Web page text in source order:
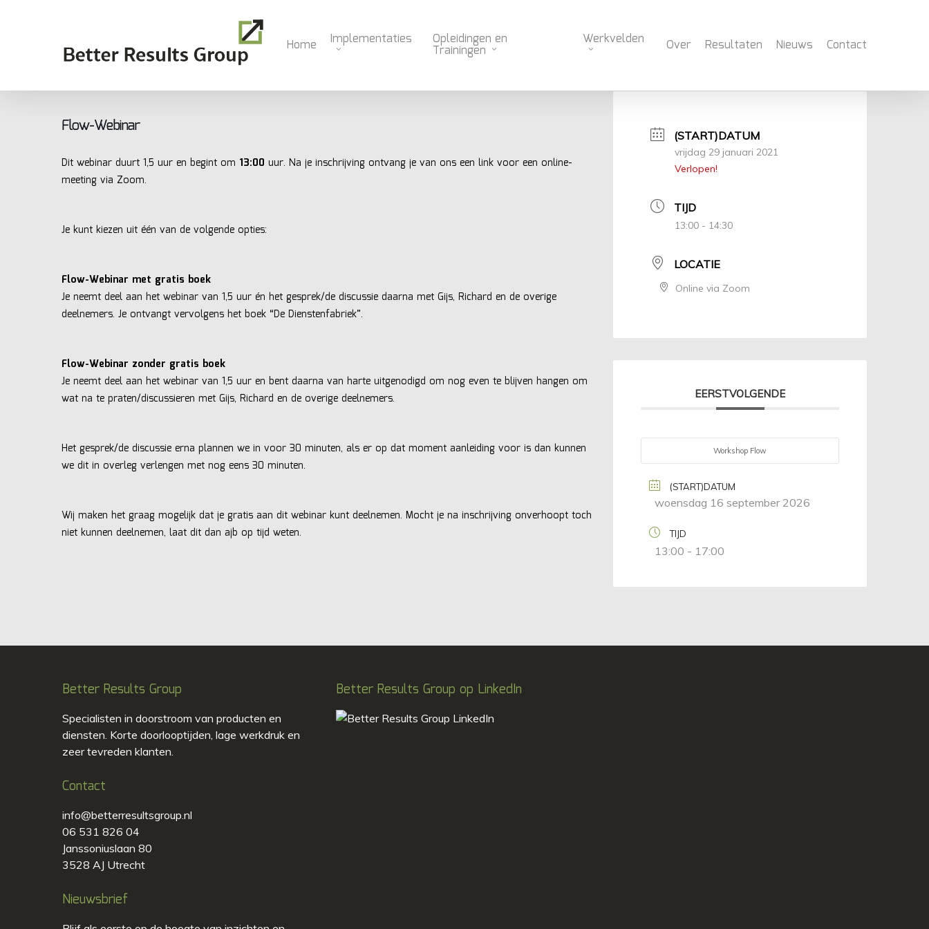
Home Implementaties Opleidingen en
Trainingen
Werkvelden Over Resultaten Nieuws Contact
Flow-Webinar
Dit webinar duurt 1,5 uur en begint om 13:00 uur. Na je inschrijving ontvang je van ons een link voor een online-
meeting via Zoom.
Je kunt kiezen uit één van de volgende opties:
Flow-Webinar met gratis boek
Je neemt deel aan het webinar van 1,5 uur én het gesprek/de discussie daarna met Gijs, Richard en de overige
deelnemers. Je ontvangt vervolgens het boek “De Dienstenfabriek”.
Flow-Webinar zonder gratis boek
Je neemt deel aan het webinar van 1,5 uur en bent daarna van harte uitgenodigd om nog even te blijven hangen om
wat na te praten/discussieren met Gijs, Richard en de overige deelnemers.
Het gesprek/de discussie erna plannen we in voor 30 minuten, als er op dat moment aanleiding voor is dan kunnen
we dit in overleg verlengen met nog eens 30 minuten.
Wij maken het graag mogelijk dat je gratis aan dit webinar kunt deelnemen. Mocht je na inschrijving onverhoopt toch
niet kunnen deelnemen, laat dit dan ajb op tijd weten.
(START)DATUM
vrijdag 29 januari 2021
Verlopen!
TIJD
13:00 - 14:30
LOCATIE
Online via Zoom
EERSTVOLGENDE
Workshop Flow
(START)DATUM
woensdag 16 september 2026
TIJD
13:00 - 17:00
Better Results Group
Specialisten in doorstroom van producten en
diensten. Korte doorlooptijden, lage werkdruk en
zeer tevreden klanten.
Contact
info@betterresultsgroup.nl
06 531 826 04
Janssoniuslaan 80
3528 AJ Utrecht
Nieuwsbrief
Better Results Group op LinkedIn